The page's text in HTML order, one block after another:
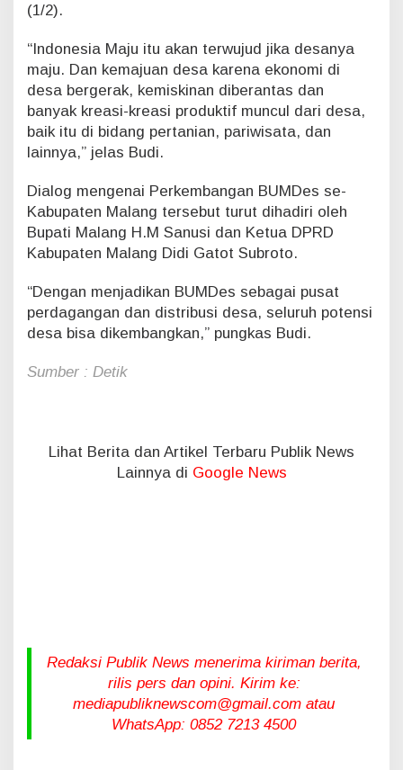
(1/2).
“Indonesia Maju itu akan terwujud jika desanya
maju. Dan kemajuan desa karena ekonomi di
desa bergerak, kemiskinan diberantas dan
banyak kreasi-kreasi produktif muncul dari desa,
baik itu di bidang pertanian, pariwisata, dan
lainnya,” jelas Budi.
Dialog mengenai Perkembangan BUMDes se-
Kabupaten Malang tersebut turut dihadiri oleh
Bupati Malang H.M Sanusi dan Ketua DPRD
Kabupaten Malang Didi Gatot Subroto.
“Dengan menjadikan BUMDes sebagai pusat
perdagangan dan distribusi desa, seluruh potensi
desa bisa dikembangkan,” pungkas Budi.
Sumber : Detik
Lihat Berita dan Artikel Terbaru Publik News
Lainnya di Google News
Redaksi Publik News menerima kiriman berita,
rilis pers dan opini. Kirim ke:
mediapubliknewscom@gmail.com atau
WhatsApp: 0852 7213 4500